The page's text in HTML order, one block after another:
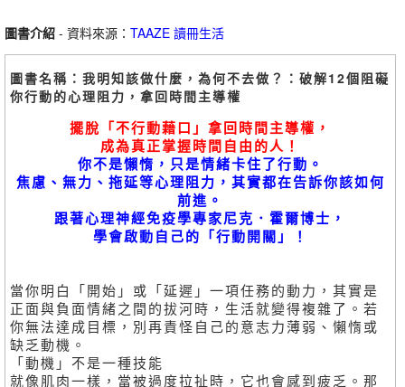
圖書介紹 - 資料來源： TAAZE 讀冊生活
圖書名稱：我明知該做什麼，為何不去做？：破解12個阻礙
你行動的心理阻力，拿回時間主導權
擺脫「不行動藉口」拿回時間主導權，
成為真正掌握時間自由的人！
你不是懶惰，只是情緒卡住了行動。
焦慮、無力、拖延等心理阻力，其實都在告訴你該如何
前進。
跟著心理神經免疫學專家尼克．霍爾博士，
學會啟動自己的「行動開關」！
當你明白「開始」或「延遲」一項任務的動力，其實是
正面與負面情緒之間的拔河時，生活就變得複雜了。若
你無法達成目標，別再責怪自己的意志力薄弱、懶惰或
缺乏動機。
「動機」不是一種技能
就像肌肉一樣，當被過度拉扯時，它也會感到疲乏。那